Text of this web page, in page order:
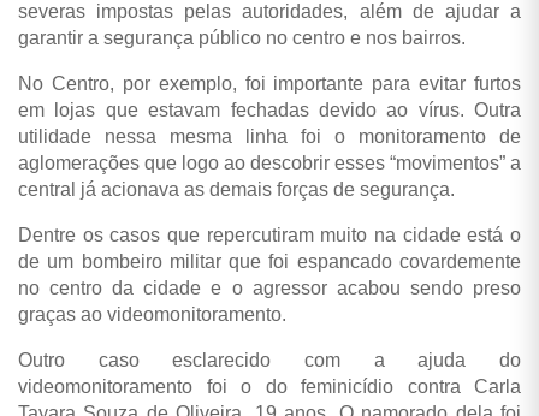
severas impostas pelas autoridades, além de ajudar a
garantir a segurança público no centro e nos bairros.
No Centro, por exemplo, foi importante para evitar furtos
em lojas que estavam fechadas devido ao vírus. Outra
utilidade nessa mesma linha foi o monitoramento de
aglomerações que logo ao descobrir esses “movimentos” a
central já acionava as demais forças de segurança.
Dentre os casos que repercutiram muito na cidade está o
de um bombeiro militar que foi espancado covardemente
no centro da cidade e o agressor acabou sendo preso
graças ao videomonitoramento.
Outro caso esclarecido com a ajuda do
videomonitoramento foi o do feminicídio contra Carla